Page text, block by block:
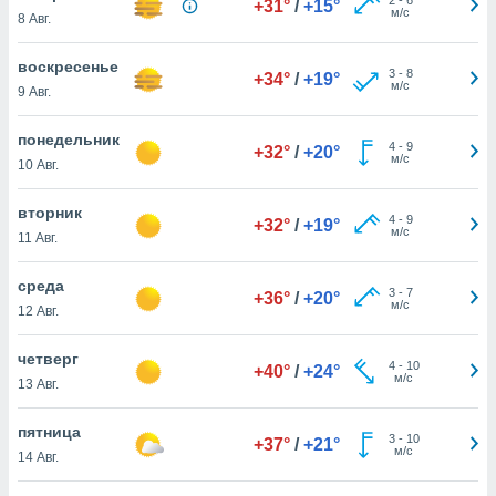
действия
рекламу
нашей
cookie
cookie
в
нашего
8 Авг.
+31° / +15°
м/с
воскресенье
9 Авг.
+34° / +19° 3- 8
м/с
понедельник
10 Авг.
+32° / +20° 4- 9
м/с
вторник
11 Авг.
+32° / +19° 4- 9
м/с
среда
12 Авг.
+36° / +20° 3- 7
м/с
четверг
13 Авг.
+40° / +24° 4- 10
м/с
пятница
14 Авг.
+37° / +21° 3- 10
м/с